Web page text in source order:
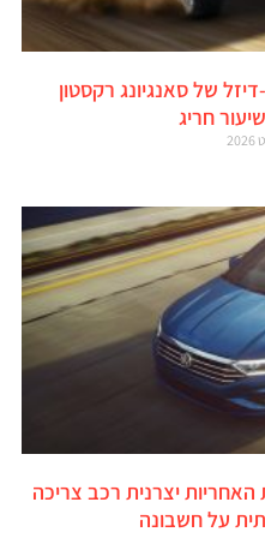
דיזל של סאנגיונג רקסטון
חריג
יצרנית רכב צריכה
על חשבונה